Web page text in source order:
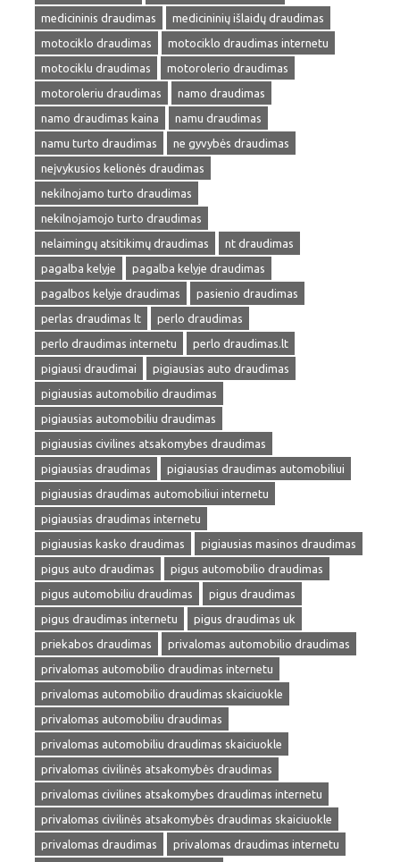
medicininis draudimas
medicininių išlaidų draudimas
motociklo draudimas
motociklo draudimas internetu
motociklu draudimas
motorolerio draudimas
motoroleriu draudimas
namo draudimas
namo draudimas kaina
namu draudimas
namu turto draudimas
ne gyvybės draudimas
neįvykusios kelionės draudimas
nekilnojamo turto draudimas
nekilnojamojo turto draudimas
nelaimingų atsitikimų draudimas
nt draudimas
pagalba kelyje
pagalba kelyje draudimas
pagalbos kelyje draudimas
pasienio draudimas
perlas draudimas lt
perlo draudimas
perlo draudimas internetu
perlo draudimas.lt
pigiausi draudimai
pigiausias auto draudimas
pigiausias automobilio draudimas
pigiausias automobiliu draudimas
pigiausias civilines atsakomybes draudimas
pigiausias draudimas
pigiausias draudimas automobiliui
pigiausias draudimas automobiliui internetu
pigiausias draudimas internetu
pigiausias kasko draudimas
pigiausias masinos draudimas
pigus auto draudimas
pigus automobilio draudimas
pigus automobiliu draudimas
pigus draudimas
pigus draudimas internetu
pigus draudimas uk
priekabos draudimas
privalomas automobilio draudimas
privalomas automobilio draudimas internetu
privalomas automobilio draudimas skaiciuokle
privalomas automobiliu draudimas
privalomas automobiliu draudimas skaiciuokle
privalomas civilinės atsakomybės draudimas
privalomas civilines atsakomybes draudimas internetu
privalomas civilinės atsakomybės draudimas skaiciuokle
privalomas draudimas
privalomas draudimas internetu